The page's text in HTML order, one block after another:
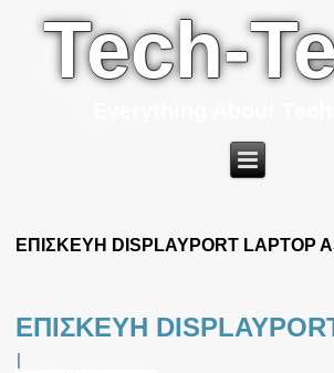
Tech-
ΕΠΙΣΚΕΥΗ DISPLAYPORT LAPTOP
ΕΠΙΣΚΕΥΗ
|